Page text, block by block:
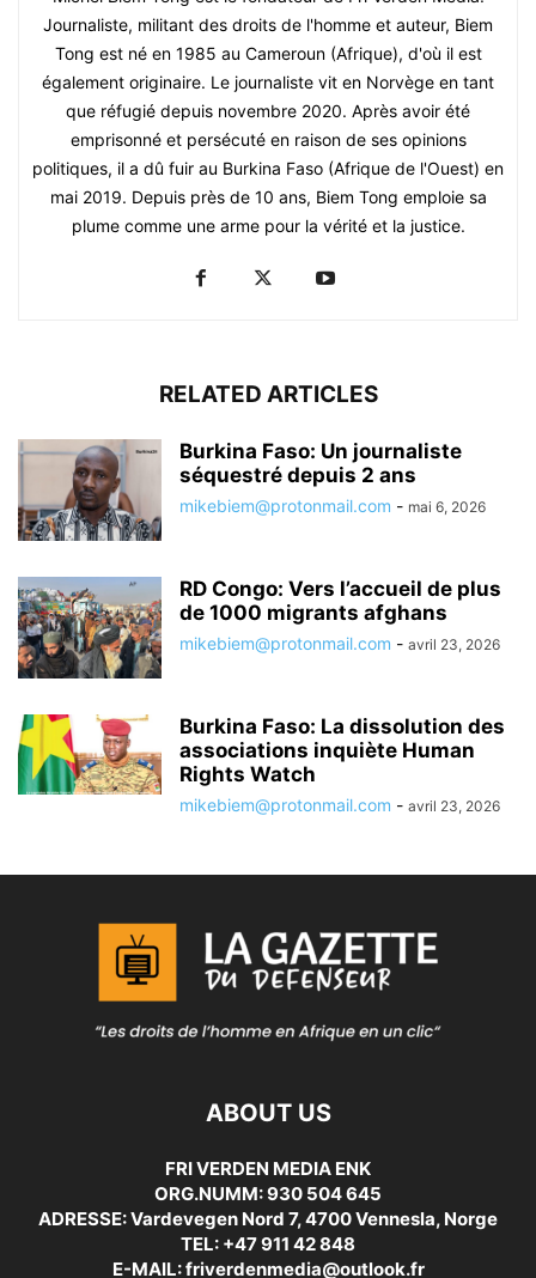
Journaliste, militant des droits de l'homme et auteur, Biem
Tong est né en 1985 au Cameroun (Afrique), d'où il est
également originaire. Le journaliste vit en Norvège en tant
que réfugié depuis novembre 2020. Après avoir été
emprisonné et persécuté en raison de ses opinions
politiques, il a dû fuir au Burkina Faso (Afrique de l'Ouest) en
mai 2019. Depuis près de 10 ans, Biem Tong emploie sa
plume comme une arme pour la vérité et la justice.
RELATED ARTICLES
Burkina Faso: Un journaliste
séquestré depuis 2 ans
mikebiem@protonmail.com - mai 6, 2026
RD Congo: Vers l’accueil de plus
de 1000 migrants afghans
mikebiem@protonmail.com - avril 23, 2026
Burkina Faso: La dissolution des
associations inquiète Human
Rights Watch
mikebiem@protonmail.com - avril 23, 2026
ABOUT US
FRI VERDEN MEDIA ENK
ORG.NUMM: 930 504 645
ADRESSE: Vardevegen Nord 7, 4700 Vennesla, Norge
TEL: +47 911 42 848
E-MAIL: friverdenmedia@outlook.fr